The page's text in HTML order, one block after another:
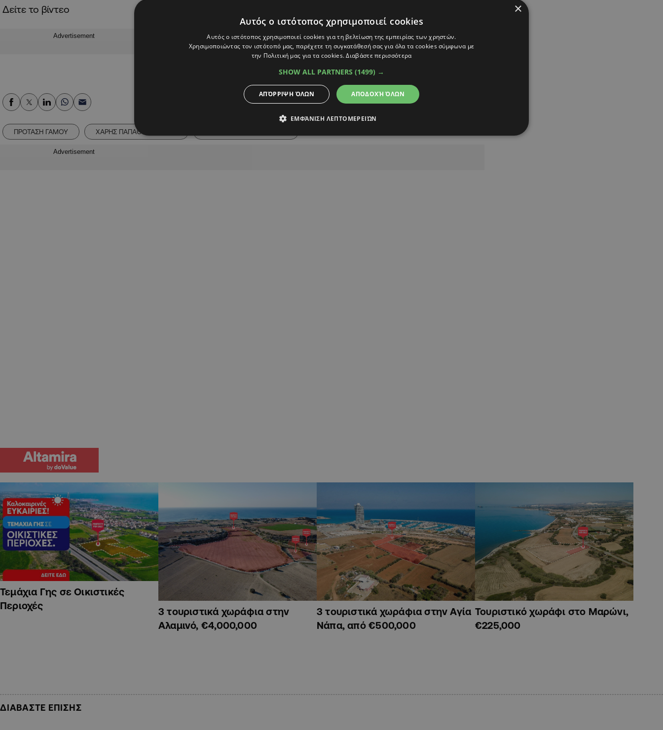
Δείτε το βίντεο
Advertisement
Alpha Podcasts
ΠΡΟΤΑΣΗ ΓΑΜΟΥ ΧΑΡΗΣ ΠΑΠΑΘΕΟΧΑΡΟΥΣ
Advertisement
Τεμάχια Γης σε Οικιστικές
Περιοχές
3 τουριστικά χωράφια στην
Αλαμινό, €4,000,000
3 τουριστικά χωράφια στην Αγία
Νάπα, από €500,000
Τουριστικό χωράφι στο Μαρώνι,
€225,000
ΔΙΑΒΑΣΤΕ ΕΠΙΣΗΣ
×
Αυτός ο ιστότοπος χρησιμοποιεί cookies
Αυτός ο ιστότοπος χρησιμοποιεί cookies για τη βελτίωση της εμπειρίας των χρηστών.
Χρησιμοποιώντας τον ιστότοπό μας, παρέχετε τη συγκατάθεσή σας για όλα τα cookies σύμφωνα με
την Πολιτική μας για τα cookies.Διαβάστε περισσότερα
SHOW ALL PARTNERS (1499) →
ΑΠΟΔΟΧΉ ΌΛΩΝ
ΑΠΌΡΡΙΨΗ ΌΛΩΝ
ΕΜΦΆΝΙΣΗ ΛΕΠΤΟΜΕΡΕΙΏΝ